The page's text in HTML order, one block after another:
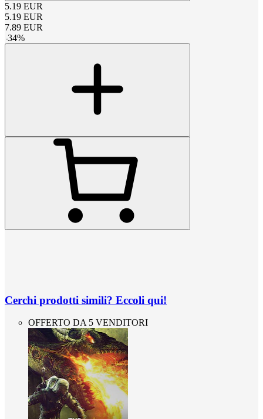
5.19 EUR
5.19 EUR
7.89 EUR
-34%
Cerchi prodotti simili? Eccoli qui!
OFFERTO DA 5 VENDITORI